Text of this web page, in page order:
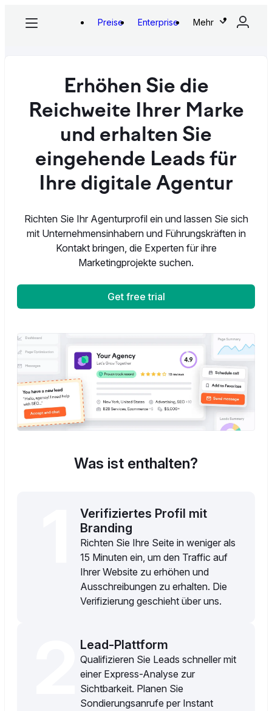
Preise Enterprise Mehr
Erhöhen Sie die
Reichweite Ihrer Marke
und erhalten Sie
eingehende Leads für
Ihre digitale Agentur
Richten Sie Ihr Agenturprofil ein und lassen Sie sich
mit Unternehmensinhabern und Führungskräften in
Kontakt bringen, die Experten für ihre
Marketingprojekte suchen.
Get free trial
Was ist enthalten?
Verifiziertes Profil mit
Branding
Richten Sie Ihre Seite in weniger als
15 Minuten ein, um den Traffic auf
Ihrer Website zu erhöhen und
Ausschreibungen zu erhalten. Die
Verifizierung geschieht über uns.
Lead-Plattform
Qualifizieren Sie Leads schneller mit
einer Express-Analyse zur
Sichtbarkeit. Planen Sie
Sondierungsanrufe per Instant